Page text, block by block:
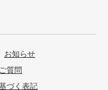
お知らせ
質問
づく表記